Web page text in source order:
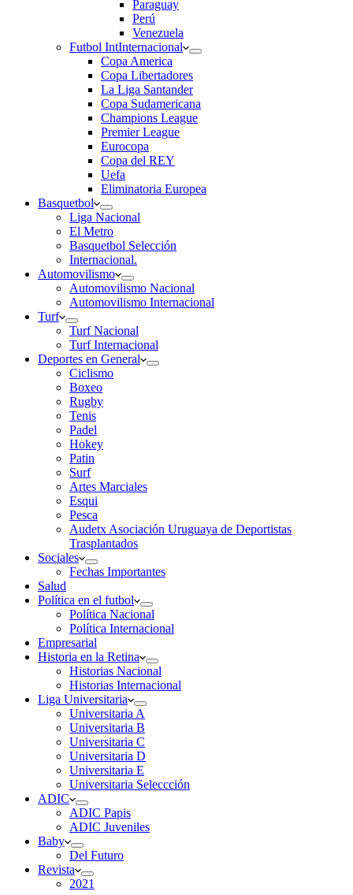
Paraguay
Perú
Venezuela
Futbol IntInternacional
Copa America
Copa Libertadores
La Liga Santander
Copa Sudamericana
Champions League
Premier League
Eurocopa
Copa del REY
Uefa
Eliminatoria Europea
Basquetbol
Liga Nacional
El Metro
Basquetbol Selección
Internacional.
Automovilismo
Automovilismo Nacional
Automovilismo Internacional
Turf
Turf Nacional
Turf Internacional
Deportes en General
Ciclismo
Boxeo
Rugby
Tenis
Padel
Hokey
Patin
Surf
Artes Marciales
Esqui
Pesca
Audetx Asociación Uruguaya de Deportistas
Trasplantados
Sociales
Fechas Importantes
Salud
Política en el futbol
Política Nacional
Política Internacional
Empresarial
Historia en la Retina
Historias Nacional
Historias Internacional
Liga Universitaria
Universitaria A
Universitaria B
Universitaria C
Universitaria D
Universitaria E
Universitaria Seleccción
ADIC
ADIC Papis
ADIC Juveniles
Baby
Del Futuro
Revista
2021